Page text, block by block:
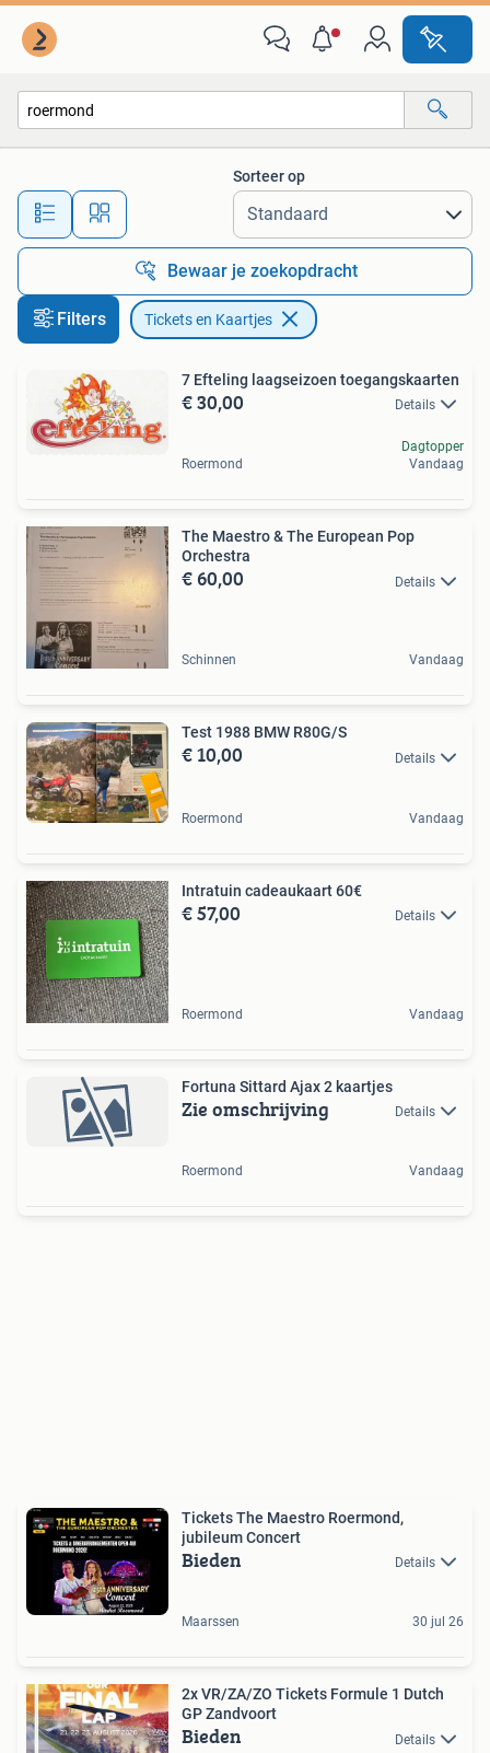
Alle afstanden…
Sorteer op
Bewaar je zoekopdracht
Filters Tickets en Kaartjes
7 Efteling laagseizoen toegangskaarten
€ 30,00 Details
Roermond
Dagtopper
Vandaag
The Maestro & The European Pop
Orchestra
€ 60,00 Details
Schinnen Vandaag
Test 1988 BMW R80G/S
€ 10,00 Details
Roermond Vandaag
Intratuin cadeaukaart 60€
€ 57,00 Details
Roermond Vandaag
Fortuna Sittard Ajax 2 kaartjes
Zie omschrijving Details
Roermond Vandaag
Tickets The Maestro Roermond,
jubileum Concert
Bieden Details
Maarssen 30 jul 26
2x VR/ZA/ZO Tickets Formule 1 Dutch
GP Zandvoort
Bieden Details